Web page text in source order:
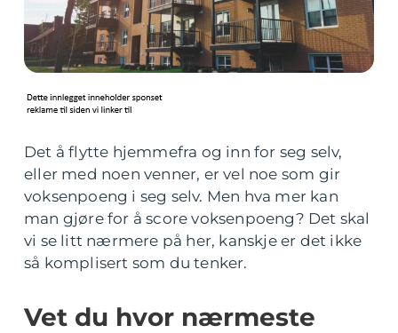
Det å flytte hjemmefra og inn for seg selv,
eller med noen venner, er vel noe som gir
voksenpoeng i seg selv. Men hva mer kan
man gjøre for å score voksenpoeng? Det skal
vi se litt nærmere på her, kanskje er det ikke
så komplisert som du tenker.
Vet du hvor nærmeste